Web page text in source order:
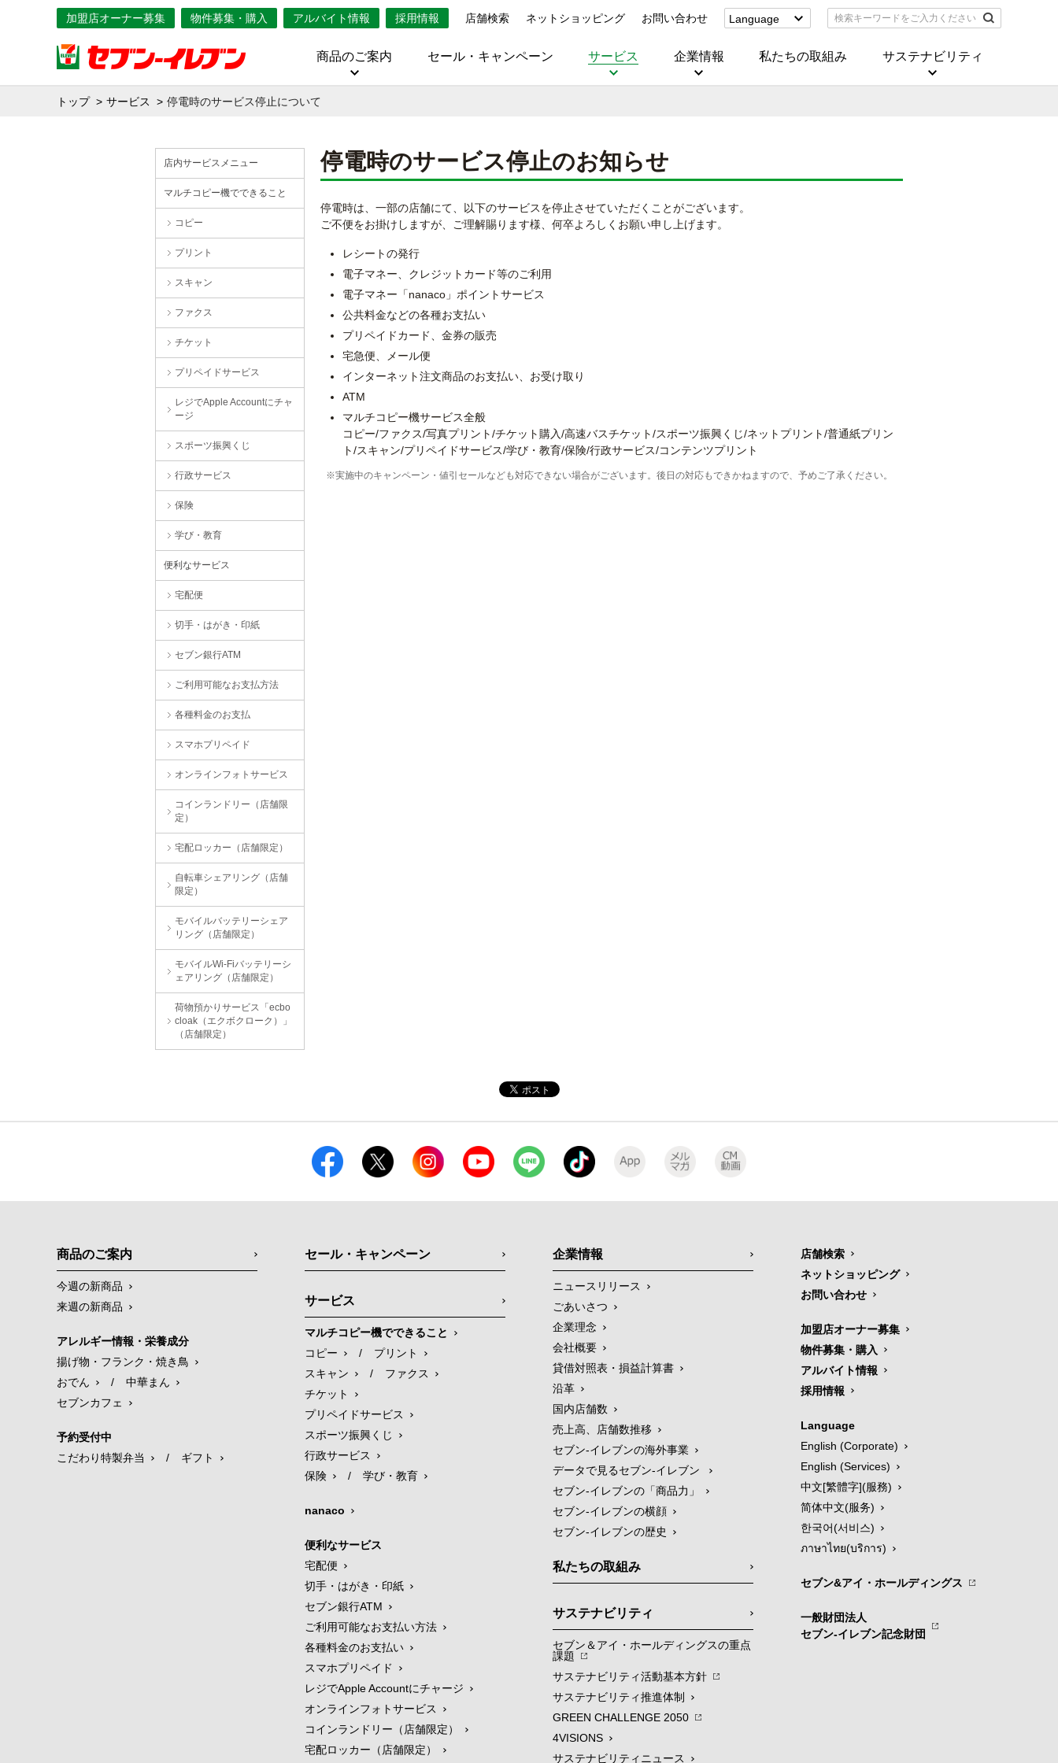
加盟店オーナー募集 物件募集・購入 アルバイト情報 採用情報 店舗検索 ネットショッピング お問い合わせ
Language
(Corporate)
ภาษาไทย
商品のご案内 セール・キャンペーン サービス 企業情報 私たちの取組み サステナビリティ
トップ サービス 停電時のサービス停止について
停電時のサービス停止のお知らせ
停電時は、一部の店舗にて、以下のサービスを停止させていただくことがございます。
ご不便をお掛けしますが、ご理解賜ります様、何卒よろしくお願い申し上げます。
レシートの発行
電子マネー、クレジットカード等のご利用
電子マネー「nanaco」ポイントサービス
公共料金などの各種お支払い
プリペイドカード、金券の販売
宅急便、メール便
インターネット注文商品のお支払い、お受け取り
ATM
マルチコピー機サービス全般
コピー/ファクス/写真プリント/チケット購入/高速バスチケット/スポーツ振興くじ/ネットプリント/普通紙プリン
ト/スキャン/プリペイドサービス/学び・教育/保険/行政サービス/コンテンツプリント
※実施中のキャンペーン・値引セールなども対応できない場合がございます。後日の対応もできかねますので、予めご了承ください。
店内サービスメニュー
マルチコピー機でできること
コピー
プリント
スキャン
ファクス
チケット
プリペイドサービス
レジでApple Accountにチャ
ージ
スポーツ振興くじ
行政サービス
保険
学び・教育
便利なサービス
宅配便
切手・はがき・印紙
セブン銀行ATM
ご利用可能なお支払方法
各種料金のお支払
スマホプリペイド
オンラインフォトサービス
コインランドリー（店舗限
定）
宅配ロッカー（店舗限定）
自転車シェアリング（店舗
限定）
モバイルバッテリーシェア
リング（店舗限定）
モバイルWi-Fiバッテリーシ
ェアリング（店舗限定）
荷物預かりサービス「ecbo
cloak（エクボクローク）」
（店舗限定）
商品のご案内
今週の新商品
来週の新商品
アレルギー情報・栄養成分
揚げ物・フランク・焼き鳥
おでん
/
中華まん
セブンカフェ
予約受付中
こだわり特製弁当
/ ギフト
セール・キャンペーン
サービス
マルチコピー機でできること
コピー
/
プリント
スキャン
/
ファクス
チケット
プリペイドサービス
スポーツ振興くじ
行政サービス
保険
/ 学び・教育
nanaco
便利なサービス
宅配便
切手・はがき・印紙
セブン銀行ATM
ご利用可能なお支払い方法
各種料金のお支払い
スマホプリペイド
レジでApple Accountにチャージ
オンラインフォトサービス
コインランドリー（店舗限定）
宅配ロッカー（店舗限定）
企業情報
ニュースリリース
ごあいさつ
企業理念
会社概要
貸借対照表・損益計算書
沿革
国内店舗数
売上高、店舗数推移
セブン‐イレブンの海外事業
データで見るセブン‐イレブン
セブン‐イレブンの「商品力」
セブン-イレブンの横顔
セブン-イレブンの歴史
私たちの取組み
サステナビリティ
セブン＆アイ・ホールディングスの重点
課題
サステナビリティ活動基本方針
サステナビリティ推進体制
GREEN CHALLENGE 2050
4VISIONS
サステナビリティニュース
店舗検索
ネットショッピング
お問い合わせ
加盟店オーナー募集
物件募集・購入
アルバイト情報
採用情報
Language
English (Corporate)
English (Services)
中文[繁體字](服務)
简体中文(服务)
한국어(서비스)
ภาษาไทย(บริการ)
セブン&アイ・ホールディングス
一般財団法人
セブン-イレブン記念財団